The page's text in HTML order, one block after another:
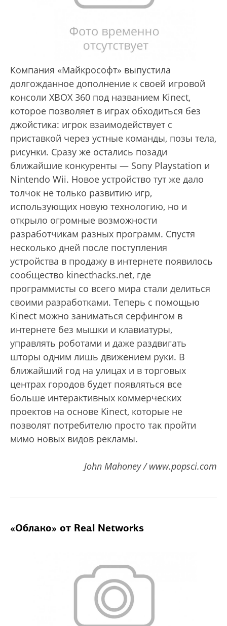
Компания «Майкрософт» выпустила
долгожданное дополнение к своей игровой
консоли XBOX 360 под названием Kinect,
которое позволяет в играх обходиться без
джойстика: игрок взаимодействует с
приставкой через устные команды, позы тела,
рисунки. Сразу же остались позади
ближайшие конкуренты — Sony Playstation и
Nintendo Wii. Новое устройство тут же дало
толчок не только развитию игр,
использующих новую технологию, но и
открыло огромные возможности
разработчикам разных программ. Спустя
несколько дней после поступления
устройства в продажу в интернете появилось
сообщество kinecthacks.net, где
программисты со всего мира стали делиться
своими разработками. Теперь с помощью
Kinect можно заниматься серфингом в
интернете без мышки и клавиатуры,
управлять роботами и даже раздвигать
шторы одним лишь движением руки. В
ближайший год на улицах и в торговых
центрах городов будет появляться все
больше интерактивных коммерческих
проектов на основе Kinect, которые не
позволят потребителю просто так пройти
мимо новых видов рекламы.
John Mahoney / www.popsci.com
«Облако» от Real Networks